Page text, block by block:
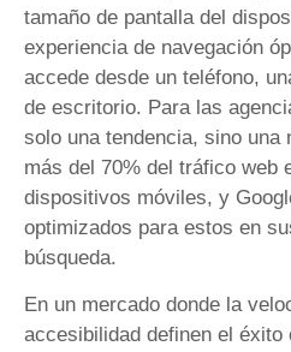
tamaño de pantalla del
experiencia de navegación
accede desde un teléfono,
de escritorio. Para las
solo una tendencia, sino una
más del 70% del tráfico web
dispositivos móviles, y
optimizados para estos en
búsqueda.
En un mercado donde la
accesibilidad definen el